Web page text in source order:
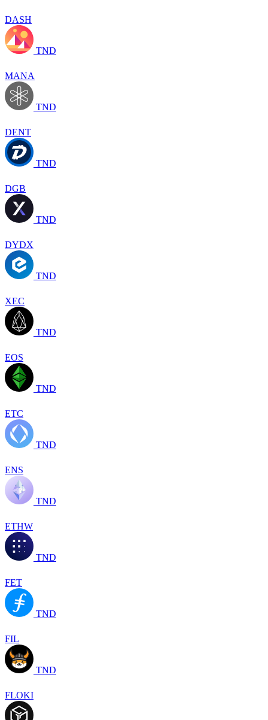
DASH
TND
MANA
TND
DENT
TND
DGB
TND
DYDX
TND
XEC
TND
EOS
TND
ETC
TND
ENS
TND
ETHW
TND
FET
TND
FIL
TND
FLOKI